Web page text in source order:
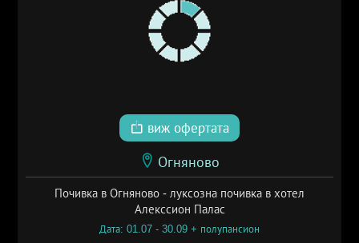
виж офертата
Огняново
Почивка в Огняново - луксозна почивка в хотел
Алекссион Палас
Дата: 01.07 - 30.09 + полупансион